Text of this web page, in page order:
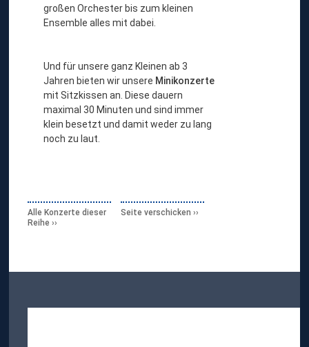
großen Orchester bis zum kleinen
Ensemble alles mit dabei.
Und für unsere ganz Kleinen ab 3
Jahren bieten wir unsere Minikonzerte
mit Sitzkissen an. Diese dauern
maximal 30 Minuten und sind immer
klein besetzt und damit weder zu lang
noch zu laut.
Alle Konzerte dieser
Reihe
Seite verschicken